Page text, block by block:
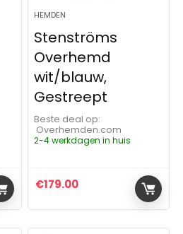
HEMDEN
Stenströms
Overhemd
wit/blauw,
Gestreept
Beste deal op:
Overhemden.com
2-4 werkdagen in huis
€179.00